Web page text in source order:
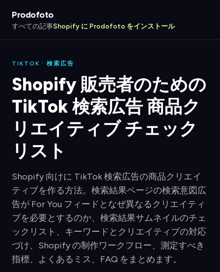
Prodofoto
すべての記事Shopify に Prodofoto をインストール
TIKTOK · 検索広告
Shopify 販売者のための
TikTok 検索広告 商品ク
リエイティブ チェック
リスト
Shopify 向けに TikTok 検索広告の商品クリエイ
ティブを作る方法。検索結果ページの検索意図広
告が For You フィードとなぜ異なるクリエイティ
ブを必要とするのか、検索結果サムネイルのチェ
ックリスト、キーワードとクリエイティブの対応
づけ、Shopify の制作ワークフロー、測定すべき
指標、よくあるミス、FAQ をまとめます。